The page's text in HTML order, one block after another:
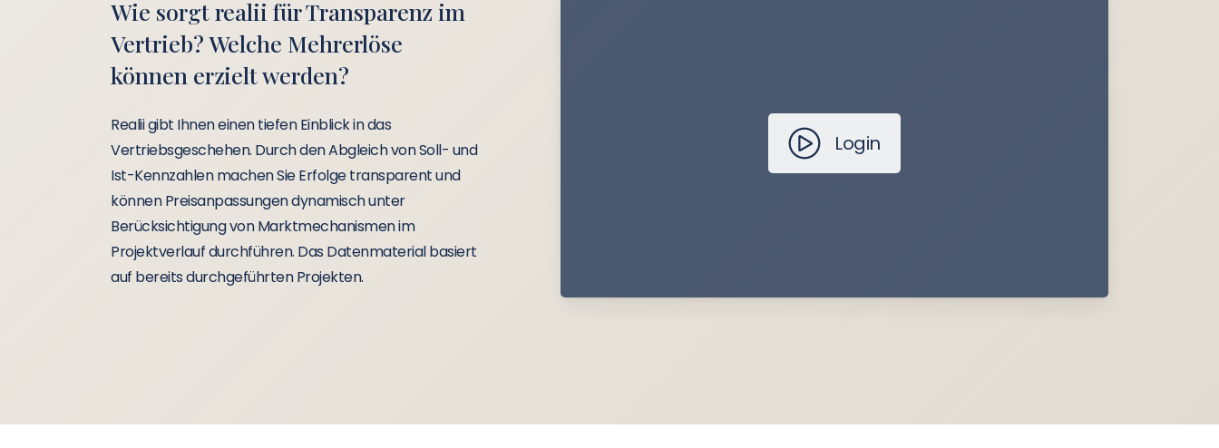
Wie sorgt realii für Transparenz im
Vertrieb? Welche Mehrerlöse
können erzielt werden?
Realii gibt Ihnen einen tiefen Einblick in das
Vertriebsgeschehen. Durch den Abgleich von Soll- und
Ist-Kennzahlen machen Sie Erfolge transparent und
können Preisanpassungen dynamisch unter
Berücksichtigung von Marktmechanismen im
Projektverlauf durchführen. Das Datenmaterial basiert
auf bereits durchgeführten Projekten.
Login